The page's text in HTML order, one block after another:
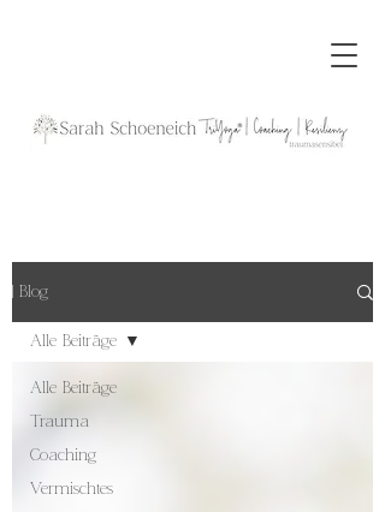
| Blog
Alle Beiträge
Trauma
Coaching
Vermischtes
Alle Beiträge